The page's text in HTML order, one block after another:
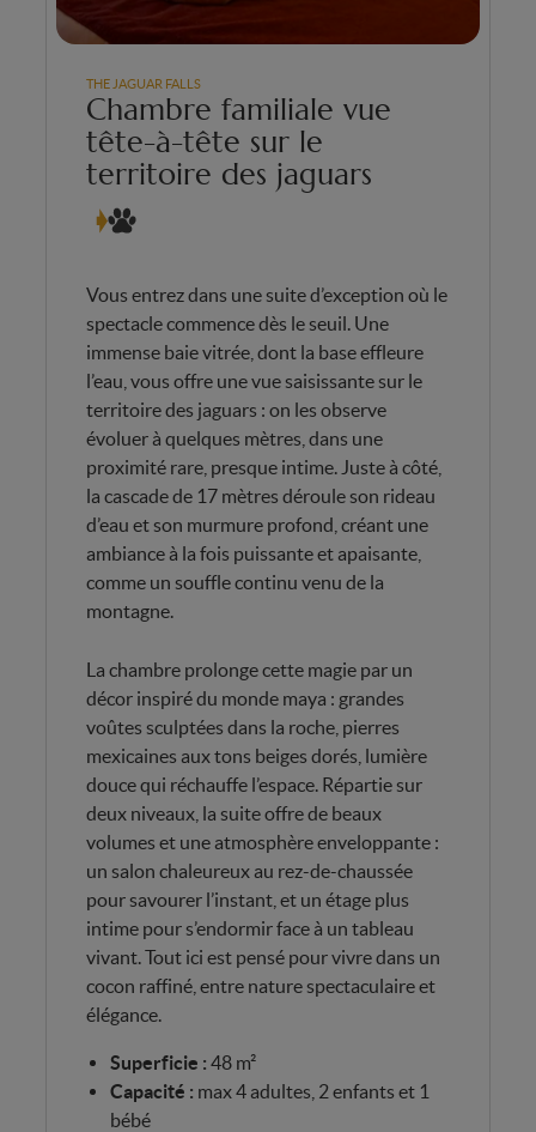
THE JAGUAR FALLS
Chambre familiale vue
tête-à-tête sur le
territoire des jaguars
Vous entrez dans une suite d’exception où le
spectacle commence dès le seuil. Une
immense baie vitrée, dont la base effleure
l’eau, vous offre une vue saisissante sur le
territoire des jaguars : on les observe
évoluer à quelques mètres, dans une
proximité rare, presque intime. Juste à côté,
la cascade de 17 mètres déroule son rideau
d’eau et son murmure profond, créant une
ambiance à la fois puissante et apaisante,
comme un souffle continu venu de la
montagne.
La chambre prolonge cette magie par un
décor inspiré du monde maya : grandes
voûtes sculptées dans la roche, pierres
mexicaines aux tons beiges dorés, lumière
douce qui réchauffe l’espace. Répartie sur
deux niveaux, la suite offre de beaux
volumes et une atmosphère enveloppante :
un salon chaleureux au rez-de-chaussée
pour savourer l’instant, et un étage plus
intime pour s’endormir face à un tableau
vivant. Tout ici est pensé pour vivre dans un
cocon raffiné, entre nature spectaculaire et
élégance.
Superficie : 48 m²
Capacité : max 4 adultes, 2 enfants et 1
bébé